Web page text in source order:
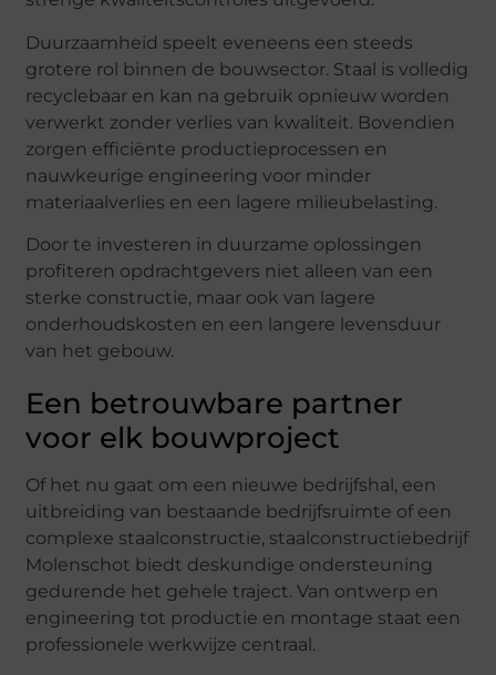
Duurzaamheid speelt eveneens een steeds
grotere rol binnen de bouwsector. Staal is volledig
recyclebaar en kan na gebruik opnieuw worden
verwerkt zonder verlies van kwaliteit. Bovendien
zorgen efficiënte productieprocessen en
nauwkeurige engineering voor minder
materiaalverlies en een lagere milieubelasting.
Door te investeren in duurzame oplossingen
profiteren opdrachtgevers niet alleen van een
sterke constructie, maar ook van lagere
onderhoudskosten en een langere levensduur
van het gebouw.
Een betrouwbare partner
voor elk bouwproject
Of het nu gaat om een nieuwe bedrijfshal, een
uitbreiding van bestaande bedrijfsruimte of een
complexe staalconstructie, staalconstructiebedrijf
Molenschot biedt deskundige ondersteuning
gedurende het gehele traject. Van ontwerp en
engineering tot productie en montage staat een
professionele werkwijze centraal.